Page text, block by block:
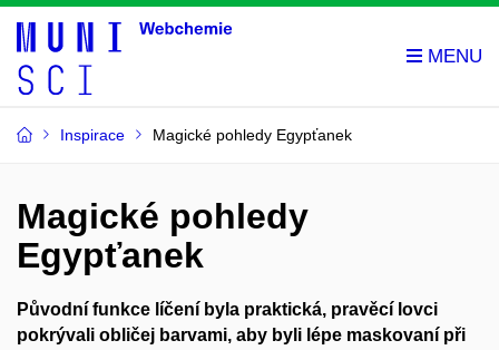
Inspirace Magické pohledy Egypťanek
Magické pohledy
Egypťanek
Původní funkce líčení byla praktická, pravěcí lovci
pokrývali obličej barvami, aby byli lépe maskovaní při